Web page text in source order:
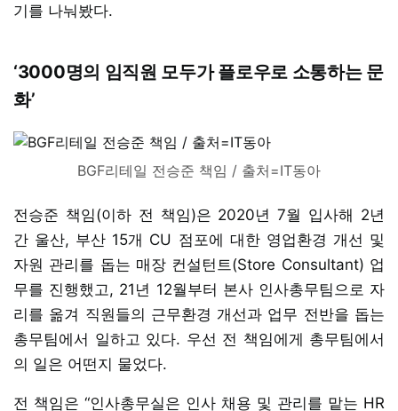
기를 나눠봤다.
‘3000명의 임직원 모두가 플로우로 소통하는 문
화’
BGF리테일 전승준 책임 / 출처=IT동아
전승준 책임(이하 전 책임)은 2020년 7월 입사해 2년
간 울산, 부산 15개 CU 점포에 대한 영업환경 개선 및
자원 관리를 돕는 매장 컨설턴트(Store Consultant) 업
무를 진행했고, 21년 12월부터 본사 인사총무팀으로 자
리를 옮겨 직원들의 근무환경 개선과 업무 전반을 돕는
총무팀에서 일하고 있다. 우선 전 책임에게 총무팀에서
의 일은 어떤지 물었다.
전 책임은 “인사총무실은 인사 채용 및 관리를 맡는 HR